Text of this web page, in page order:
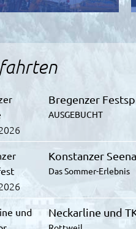
Bregenzer
AUSGEBUCHT
Konstanzer
Das Sommer-Erlebnis
Neckarline und